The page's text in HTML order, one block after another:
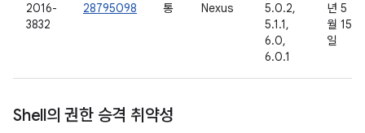
2016-
3832
28795098
통
Nexus
5.0.2,
5.1.1,
6.0,
6.0.1
년 5
월 15
일
Shell의 권한 승격 취약성